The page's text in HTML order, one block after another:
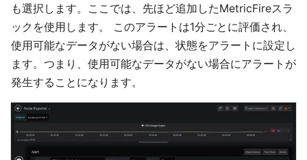
も選択します。ここでは、先ほど追加したMetricFireスラ
ックを使用します。 このアラートは1分ごとに評価され、
使用可能なデータがない場合は、状態をアラートに設定し
ます。つまり、使用可能なデータがない場合にアラートが
発生することになります。